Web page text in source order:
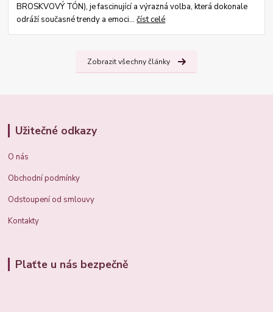
BROSKVOVÝ TÓN), je fascinující a výrazná volba, která dokonale
odráží současné trendy a emoci...číst celé
Zobrazit všechny články
Užitečné odkazy
O nás
Obchodní podmínky
Odstoupení od smlouvy
Kontakty
Plaťte u nás bezpečně